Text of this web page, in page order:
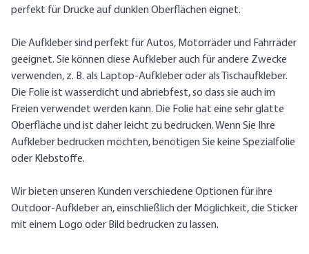
perfekt für Drucke auf dunklen Oberflächen eignet.
Die Aufkleber sind perfekt für Autos, Motorräder und Fahrräder
geeignet. Sie können diese Aufkleber auch für andere Zwecke
verwenden, z. B. als Laptop-Aufkleber oder als Tischaufkleber.
Die Folie ist wasserdicht und abriebfest, so dass sie auch im
Freien verwendet werden kann. Die Folie hat eine sehr glatte
Oberfläche und ist daher leicht zu bedrucken. Wenn Sie Ihre
Aufkleber bedrucken möchten, benötigen Sie keine Spezialfolie
oder Klebstoffe.
Wir bieten unseren Kunden verschiedene Optionen für ihre
Outdoor-Aufkleber an, einschließlich der Möglichkeit, die Sticker
mit einem Logo oder Bild bedrucken zu lassen.